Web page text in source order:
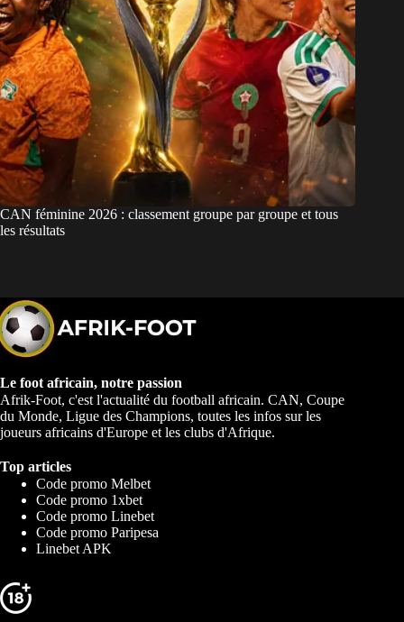
CAN féminine 2026 : classement groupe par groupe et tous
les résultats
Le foot africain, notre passion
Afrik-Foot, c'est l'actualité du football africain. CAN, Coupe
du Monde, Ligue des Champions, toutes les infos sur les
joueurs africains d'Europe et les clubs d'Afrique.
Top articles
Code promo Melbet
Code promo 1xbet
Code promo Linebet
Code promo Paripesa
Linebet APK